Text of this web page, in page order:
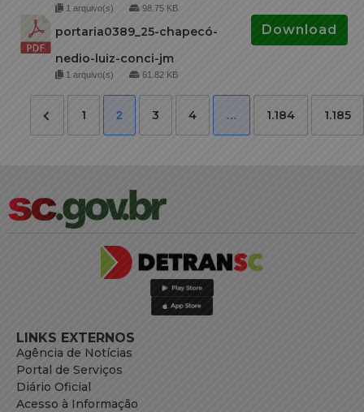
1 arquivo(s) 98.75 KB
portaria0389_25-chapecó-
nedio-luiz-conci-jm
1 arquivo(s) 61.82 KB
Download
1 2 3 4 … 1.184 1.185
LINKS EXTERNOS
Agência de Notícias
Portal de Serviços
Diário Oficial
Acesso à Informação